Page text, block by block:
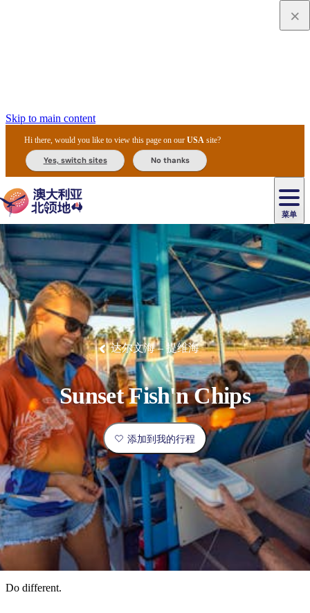
Skip to main content
Hi there, would you like to view this page on ourUSA site?
Yes, switch sites No thanks
菜单
主
导
航
景
点
最
受
欢
迎
目
的
地
内
陆
和
户
外
尔
文
斯
乌
鲁
鲁
国
家
公
园
李
菲
特
国
家
公
园
瓦
塔
卡
国
家
公
园
提
维
群
岛
东
阿
纳
姆
地
马
塔
兰
卡
温
泉
池
尼
特
米
鲁
克
国
家
公
园
卡
鲁
卡
鲁
/
魔
鬼
大
理
石
保
护
区
马
古
克
瀑
布
茨
奥
里
查
/
西
麦
克
唐
纳
国
家
公
园
活
动
体
验
旅
行
者
类
型
精
选
榜
民
文
体
验
攻
庆
与
活
动
外
和
探
险
自
和
野
生
动
植
物
历
史
和
遗
产
钓
鱼
高
端
旅
游
露
营
和
豪
华
野
营
旅
行
灵
感
规
划
您
规
划
和
预
订
实
用
信
息
住
宿
导
旅
车
和
交
通
达尔文海 – 提维海
Sunset Fish'n Chips
添加到我的行程
Do different.